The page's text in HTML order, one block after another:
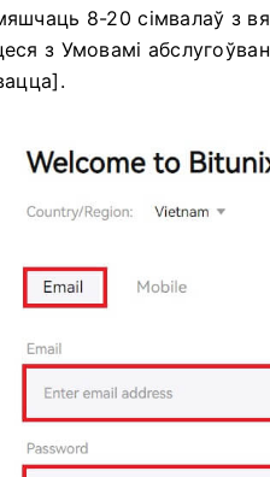
8-20 сімвалаў з
з Умовамі